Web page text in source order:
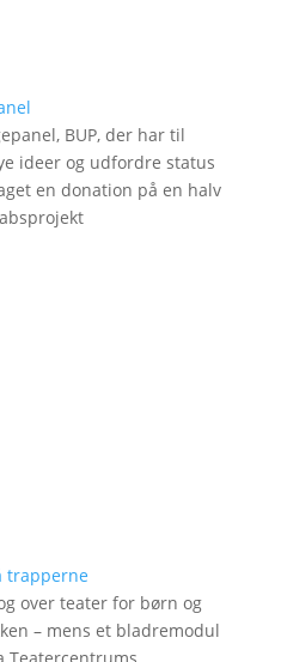
BUP, der har til
ideer og udfordre status
en donation på en halv
trapperne
over teater for børn og
– mens et bladremodul
Teatercentrums